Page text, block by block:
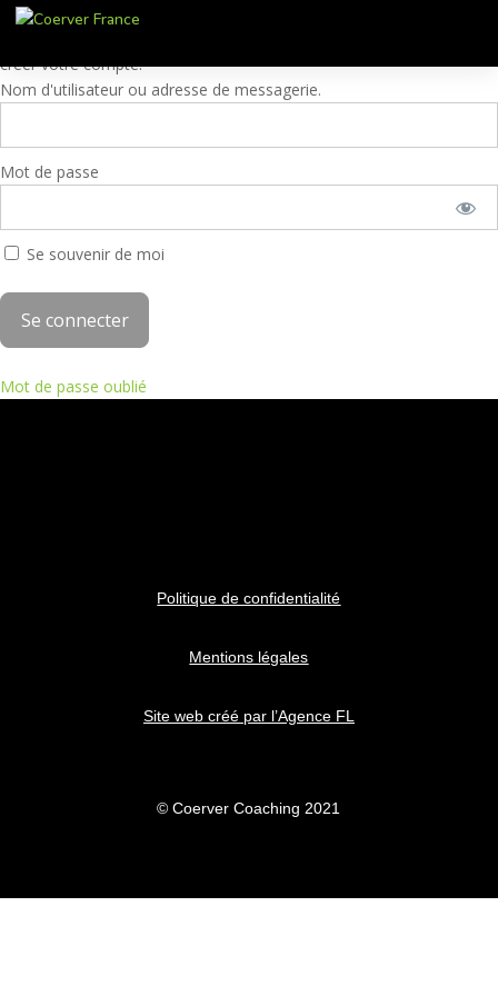
Ces contenus sont réservés aux membres. Pour accéder à ces
créer votre compte.
Nom d'utilisateur ou adresse de messagerie.
Mot de passe
Se souvenir de moi
Mot de passe oublié
Politique de confidentialité
Mentions légales
Site web créé par l’Agence FL
© Coerver Coaching 2021